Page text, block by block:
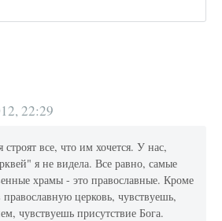
22:29
строят все, что им хочется. У нас,
я не видела. Все равно, самые
храмы - это православные. Кроме
церковь, чувствуешь,
чувствуешь присутствие Бога.